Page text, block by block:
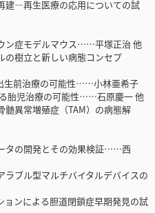
建―再生医療の応用についての試
症モデルマウス……平塚正治 他
樹立と新しい病態コンセプ
前治療の可能性……小林亜希子
児治療の可能性……石原慶一 他
異常増殖症（TAM）の病態解
タの開発とその効果検証……西
ブル型マルチバイタルデバイスの
ンによる胆道閉鎖症早期発見の試